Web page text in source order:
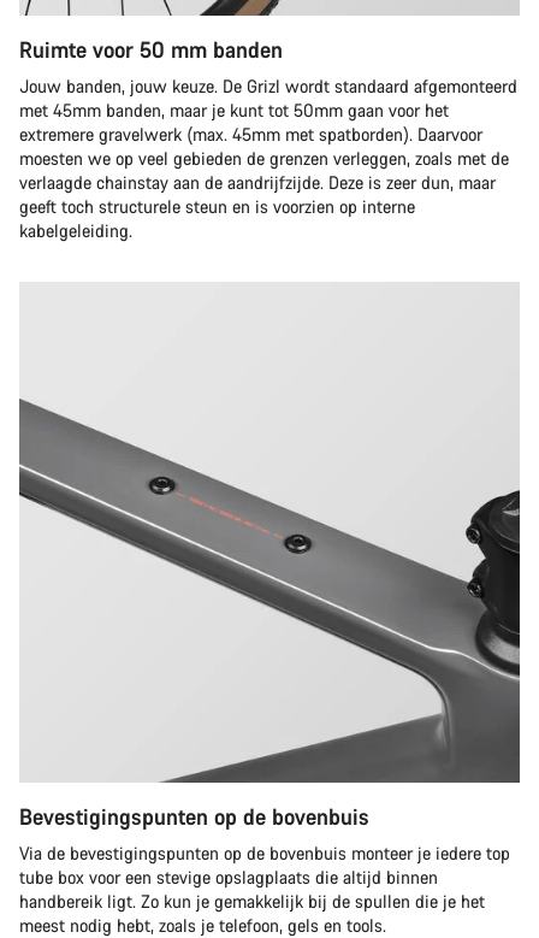
Ruimte voor 50 mm banden
Jouw banden, jouw keuze. De Grizl wordt standaard afgemonteerd
met 45mm banden, maar je kunt tot 50mm gaan voor het
extremere gravelwerk (max. 45mm met spatborden). Daarvoor
moesten we op veel gebieden de grenzen verleggen, zoals met de
verlaagde chainstay aan de aandrijfzijde. Deze is zeer dun, maar
geeft toch structurele steun en is voorzien op interne
kabelgeleiding.
Bevestigingspunten op de bovenbuis
Via de bevestigingspunten op de bovenbuis monteer je iedere top
tube box voor een stevige opslagplaats die altijd binnen
handbereik ligt. Zo kun je gemakkelijk bij de spullen die je het
meest nodig hebt, zoals je telefoon, gels en tools.